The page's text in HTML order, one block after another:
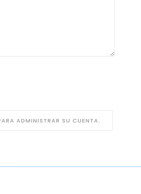
ADMINISTRAR SU CUENTA.